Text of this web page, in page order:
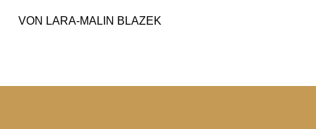
VON LARA-MALIN BLAZEK